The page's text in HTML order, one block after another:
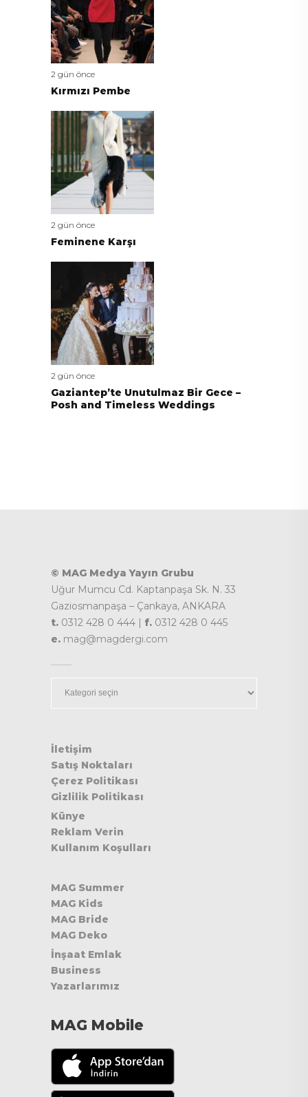
2 gün önce
Kırmızı Pembe
2 gün önce
Feminene Karşı
2 gün önce
Gaziantep’te Unutulmaz Bir Gece –
Posh and Timeless Weddings
© MAG Medya Yayın Grubu
Uğur Mumcu Cd. Kaptanpaşa Sk. N. 33
Gaziosmanpaşa – Çankaya, ANKARA
t. 0312 428 0 444 | f. 0312 428 0 445
e. mag@magdergi.com
İletişim
Satış Noktaları
Çerez Politikası
Gizlilik Politikası
Künye
Reklam Verin
Kullanım Koşulları
MAG Summer
MAG Kids
MAG Bride
MAG Deko
İnşaat Emlak
Business
Yazarlarımız
MAG Mobile